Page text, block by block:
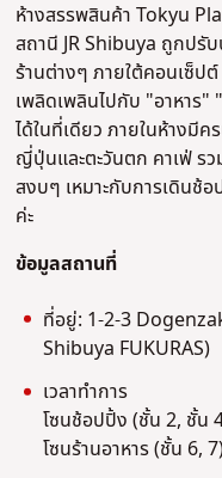
ห้างสรรพสินค้า Tokyu
สถานี JR Shibuya ถูกปรั
ร้านต่างๆ ภายใต้คอนเซ็
เพลิดเพลินไปกับ "อาหาร"
ได้ในที่เดียว ภายในห้างมีค
ญี่ปุ่นและตะวันตก คาเฟ่ ร
สงบๆ เหมาะกับการเดินช้อ
ค่ะ
ข้อมูลสถานที่
ที่อยู่: 1-2-3
Shibuya FUKURAS)
เวลาทำการ
โซนช้อปปิ้ง (ชั้น 2, ชั้น
โซนร้านอาหาร (ชั้น 6,